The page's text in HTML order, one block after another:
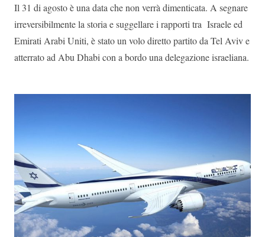
Il 31 di agosto è una data che non verrà dimenticata. A segnare
irreversibilmente la storia e suggellare i rapporti tra Israele ed
Emirati Arabi Uniti, è stato un volo diretto partito da Tel Aviv e
atterrato ad Abu Dhabi con a bordo una delegazione israeliana.